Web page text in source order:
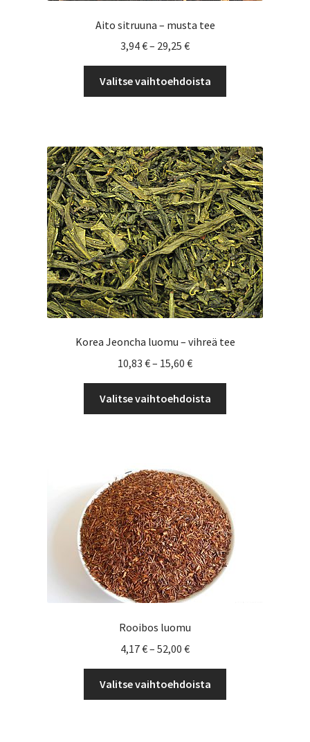
Aito sitruuna – musta tee
3,94€– 29,25 €Hintaluokka:
3,94 €
-
29,25 €
Valitse vaihtoehdoista
Voit
tehdä
valinnat
tuotteen
sivulla.
Korea Jeoncha luomu – vihreä tee
10,83 €– 15,60 €Hintaluokka:
10,83 €
-
15,60 €
Valitse vaihtoehdoista
valinnat
tuotteen
sivulla.
Rooibos luomu
4,17€– 52,00 €Hintaluokka:
-
52,00 €
Valitse vaihtoehdoista